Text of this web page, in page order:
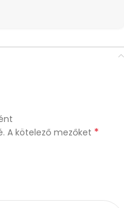
A kötelező mezőket *